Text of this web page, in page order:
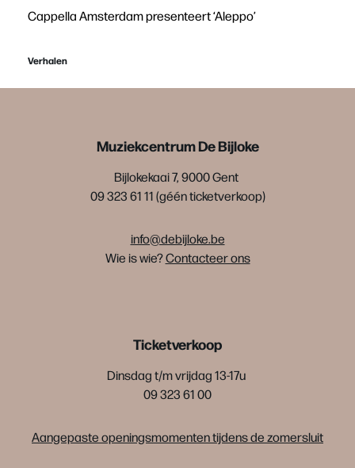
Cappella Amsterdam presenteert ‘Aleppo’
Verhalen
Muziekcentrum De Bijloke
Bijlokekaai 7, 9000 Gent
09 323 61 11 (géén ticketverkoop)
info@debijloke.be
Wie is wie?Contacteer ons
Ticketverkoop
Dinsdag t/m vrijdag 13-17u
09 323 61 00
Aangepaste openingsmomenten tijdens de zomersluit